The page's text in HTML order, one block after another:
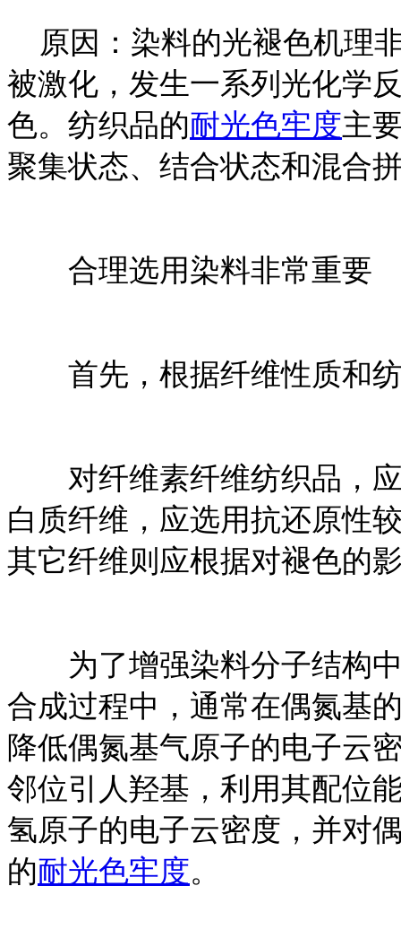
原因：染料的光褪色机理
被激化，发生一系列光化学
色。纺织品的耐光色牢度主
聚集状态、结合状态和混合
合理选用染料非常重要
首先，根据纤维性质和纺
对纤维素纤维纺织品，应
白质纤维，应选用抗还原性
其它纤维则应根据对褪色的
为了增强染料分子结构中
合成过程中，通常在偶氮基
降低偶氮基气原子的电子云
邻位引人羟基，利用其配位
氢原子的电子云密度，并对
的耐光色牢度。